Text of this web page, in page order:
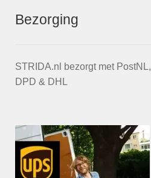
Bezorging
STRIDA.nl bezorgt met PostNL,
DPD & DHL